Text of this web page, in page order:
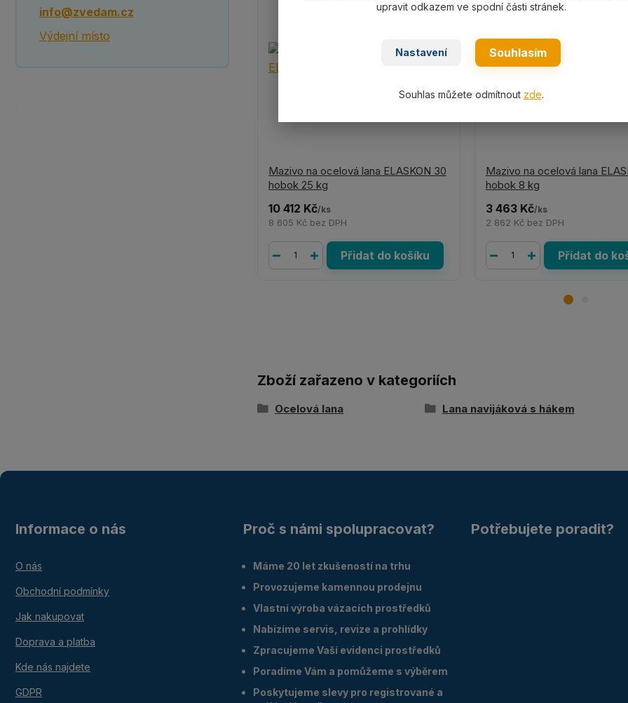
info@zvedam.cz
Výdejní místo
Mazivo na ocelová lana ELASKON 30
hobok 25 kg
10 412 Kč/ks
8 605 Kč bez DPH
Přidat do košíku
Mazivo na ocelová lana
hobok 8 kg
3 463 Kč/ks
2 862 Kč bez DPH
Přidat do
Zboží zařazeno v kategoriích
Ocelová lana Lana navijáková s hákem
Informace o nás
O nás
Obchodní podmínky
Jak nakupovat
Doprava a platba
Kde nás najdete
GDPR
Proč s námi spolupracovat?
Máme 20 let zkušeností na trhu
Provozujeme kamennou prodejnu
Vlastní výroba vázacích prostředků
Nabízíme servis, revize a prohlídky
Zpracujeme Vaší evidenci prostředků
Poradíme Vám a pomůžeme s výběrem
Poskytujeme slevy pro registrované a
Potřebujete poradit?
upravit odkazem ve spodní části stránek.
Nastavení Souhlasím
Souhlas můžete odmítnout zde.